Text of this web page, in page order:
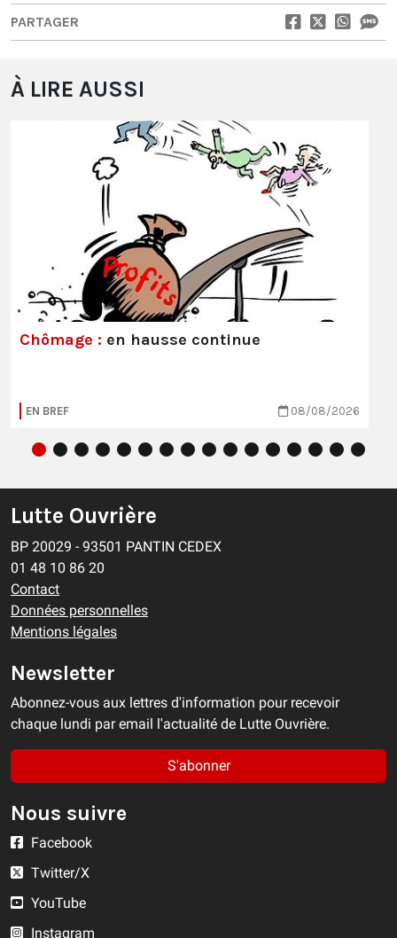
PARTAGER
À LIRE AUSSI
Chômage : en hausse continue
EN BREF 08/08/2026
Lutte Ouvrière
BP 20029 - 93501 PANTIN CEDEX
01 48 10 86 20
Contact
Données personnelles
Mentions légales
Newsletter
Abonnez-vous aux lettres d'information pour recevoir
chaque lundi par email l'actualité de Lutte Ouvrière.
S'abonner
Nous suivre
Facebook
Twitter/X
YouTube
Instagram